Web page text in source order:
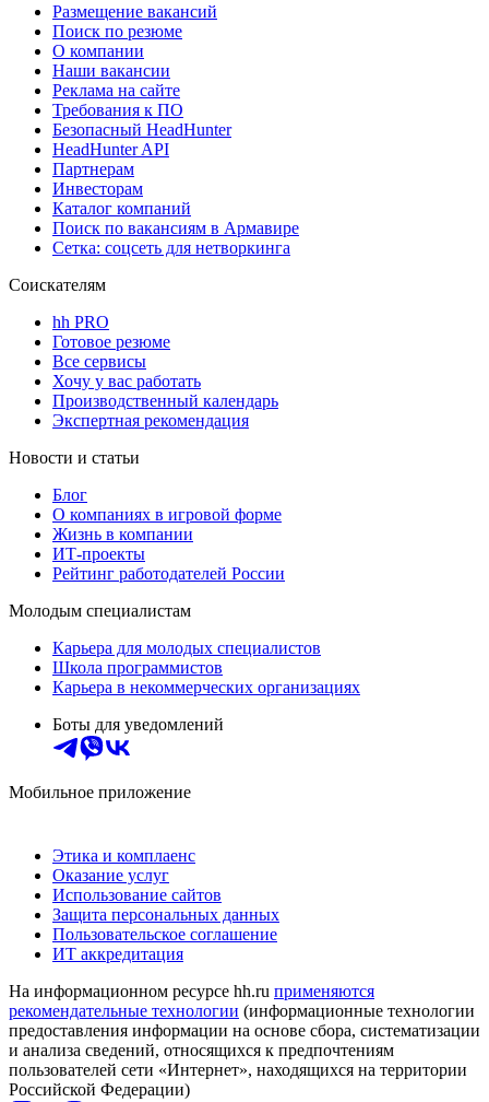
Размещение вакансий
Поиск по резюме
О компании
Наши вакансии
Реклама на сайте
Требования к ПО
Безопасный HeadHunter
HeadHunter API
Партнерам
Инвесторам
Каталог компаний
Поиск по вакансиям в Армавире
Сетка: соцсеть для нетворкинга
Соискателям
hh PRO
Готовое резюме
Все сервисы
Хочу у вас работать
Производственный календарь
Экспертная рекомендация
Новости и статьи
Блог
О компаниях в игровой форме
Жизнь в компании
ИТ-проекты
Рейтинг работодателей России
Молодым специалистам
Карьера для молодых специалистов
Школа программистов
Карьера в некоммерческих организациях
Боты для уведомлений
Мобильное приложение
Этика и комплаенс
Оказание услуг
Использование сайтов
Защита персональных данных
Пользовательское соглашение
ИТ аккредитация
На информационном ресурсе hh.ru применяются
рекомендательные технологии (информационные технологии
предоставления информации на основе сбора, систематизации
и анализа сведений, относящихся к предпочтениям
пользователей сети «Интернет», находящихся на территории
Российской Федерации)